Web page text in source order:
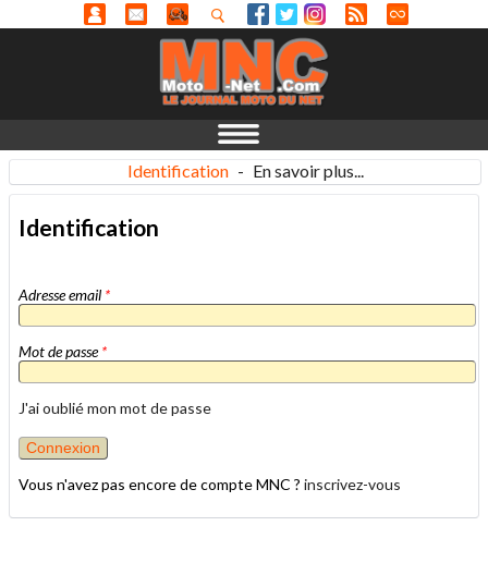
Identification - En savoir plus...
Identification
Adresse email *
Mot de passe*
J'ai oublié mon mot de passe
Vous n'avez pas encore de compte MNC ? inscrivez-vous